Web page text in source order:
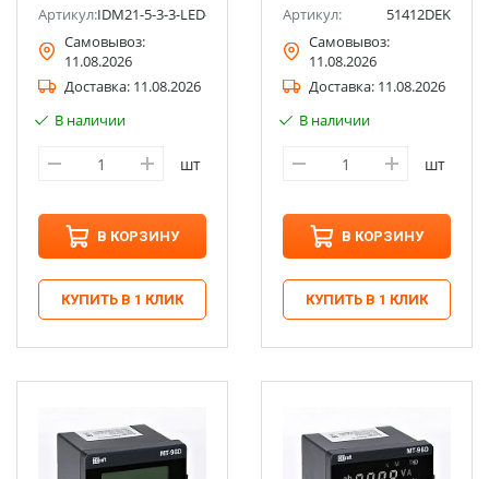
Артикул:IDM21-5-3-3-LED-G
Самовывоз:
11.08.2026
Доставка: 11.08.2026
В наличии
шт
В КОРЗИНУ
КУПИТЬ В 1 КЛИК
Артикул:
51412DEK
Самовывоз:
11.08.2026
Доставка: 11.08.2026
В наличии
шт
В КОРЗИНУ
КУПИТЬ В 1 КЛИК